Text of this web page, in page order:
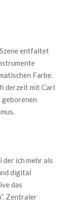
entfaltet
Farbe.
derzeit mit Carl
der ich mehr als
digital
das
Zentraler